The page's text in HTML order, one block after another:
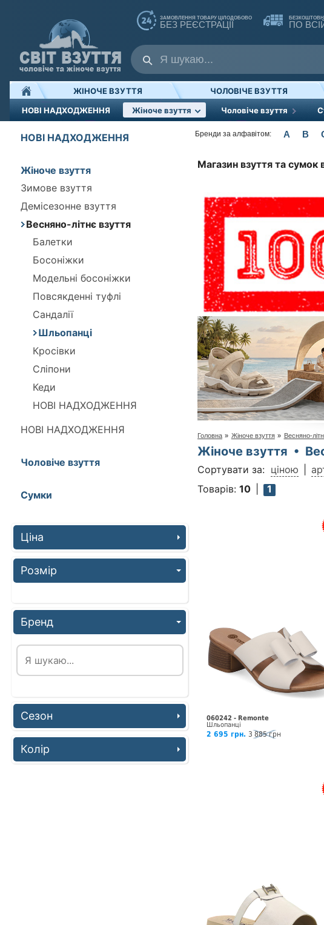
ЗАМОВЛЕННЯ ТОВАРУ ЦІЛОДОБОВО
БЕЗ РЕЄСТРАЦІЇ ПО
ЖІНОЧЕ ВЗУТТЯ ЧОЛОВІЧЕ ВЗУТТЯ
НОВІ НАДХОДЖЕННЯ
Жіноче взуття Чоловіче взуття
НОВІ НАДХОДЖЕННЯ
Жіноче взуття
Зимове взуття
Демісезонне взуття
Весняно-літнє взуття
Балетки
Босоніжки
Модельні босоніжки
Повсякденні туфлі
Сандалії
Шльопанці
Кросівки
Сліпони
Кеди
НОВІ НАДХОДЖЕННЯ
НОВІ НАДХОДЖЕННЯ
Чоловіче взуття
Сумки
Ціна
Розмір
Бренд
Сезон
Колір
Магазин взуття та сумок
Головна » Жіноче взуття » Весняно-
Жіноче взуття •
Сортувати за: ціною
Товарів: 10 1
060242 - Remonte
Шльопанці
2 695 грн. 3 885 грн
Бренди за алфавітом: A B